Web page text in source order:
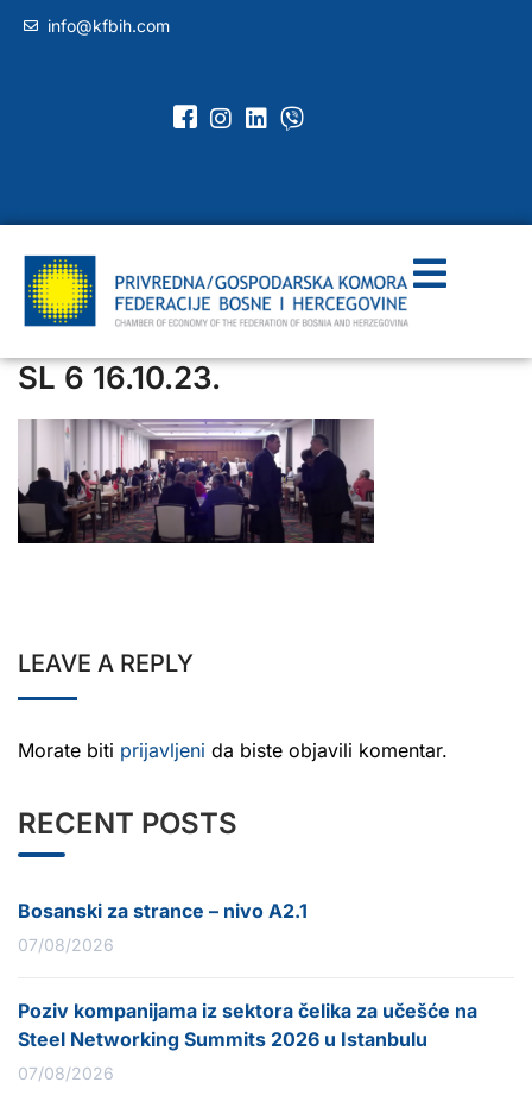
info@kfbih.com
SL 6 16.10.23.
LEAVE A REPLY
Morate biti prijavljeni da biste objavili komentar.
RECENT POSTS
Bosanski za strance – nivo A2.1
07/08/2026
Poziv kompanijama iz sektora čelika za učešće na
Steel Networking Summits 2026 u Istanbulu
07/08/2026